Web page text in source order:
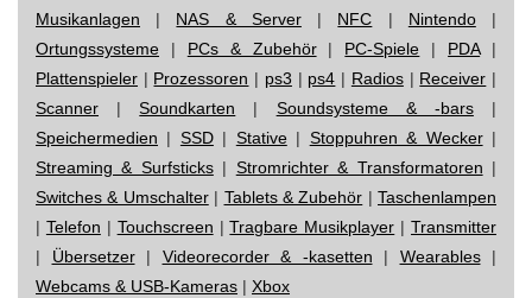
Musikanlagen | NAS & Server| NFC | Nintendo|
Ortungssysteme | PCs & Zubehör| PC-Spiele | PDA|
Plattenspieler | Prozessoren | ps3 | ps4 | Radios| Receiver |
Scanner |Soundkarten | Soundsysteme & -bars|
Speichermedien | SSD| Stative| Stoppuhren & Wecker|
Streaming & Surfsticks| Stromrichter & Transformatoren |
Switches & Umschalter| Tablets & Zubehör | Taschenlampen
| Telefon | Touchscreen |Tragbare Musikplayer | Transmitter
| Übersetzer| Videorecorder & -kasetten | Wearables|
Webcams & USB-Kameras | Xbox